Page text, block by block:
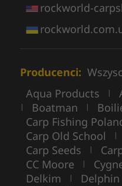
rockworld-
Producenci:
Aqua Products |
| Boatman |
Carp Fishing
Carp Old School |
Carp Seeds |
CC Moore |
Delkim | Delphin